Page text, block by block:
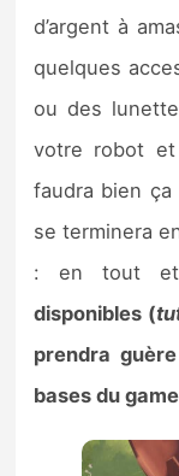
d’argent à
quelques
ou des
votre robot
faudra bien
se terminera
: en tout
disponibles (
prendra
bases du